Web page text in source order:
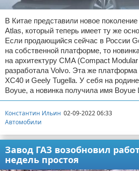
В Китае представили новое
Atlas, который теперь имеет ту же
Если продающийся сейчас в России
на собственной платформе, то
на архитектуру CMA (Compact
разработала Volvo. Эта же
XC40 и Geely Tugella. У себя на
Boyue, а новинка получила имя
Константин Ильин 02-09-2022 06:33
Автомобили
Завод ГАЗ возобновил
недель простоя